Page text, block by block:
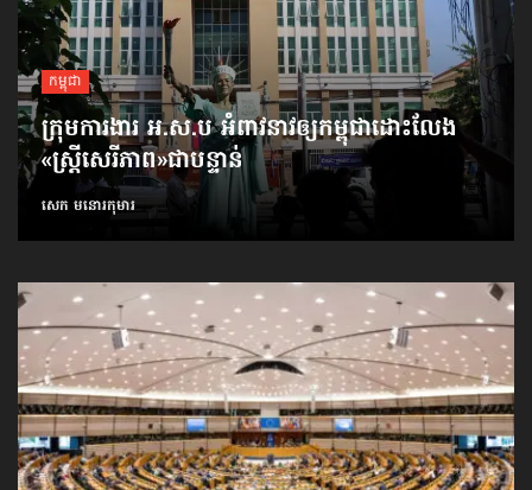
កម្ពុជា
ក្រុមការងារ អ.ស.ប អំពាវនាវ​ឲ្យកម្ពុជា​ដោះលែង​
«ស្ត្រីសេរីភាព»​ជាបន្ទាន់
សេក មនោរកុមារ